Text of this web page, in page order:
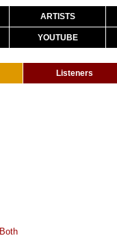
ARTISTS
YOUTUBE
Listeners
Both